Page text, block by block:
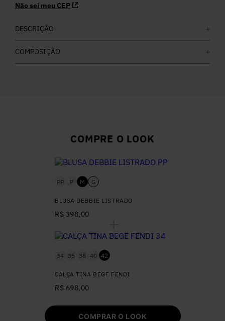
Não sei meu CEP
DESCRIÇÃO
COMPOSIÇÃO
COMPRE O LOOK
PP P M G
BLUSA DEBBIE LISTRADO
R$ 398,00
34 36 38 40 42
CALÇA TINA BEGE FENDI
R$ 698,00
COMPRAR O LOOK
7º Calça Jeans
Colete